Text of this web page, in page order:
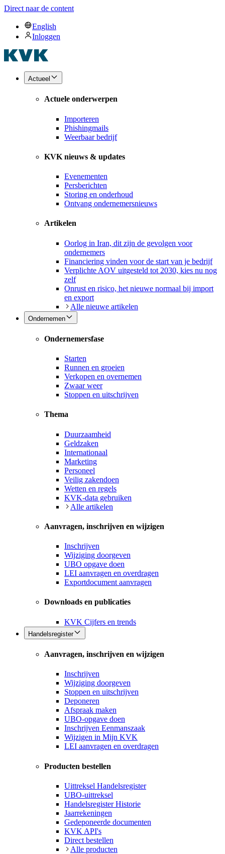
Direct naar de content
English
Inloggen
Actueel
Actuele onderwerpen
Importeren
Phishingmails
Weerbaar bedrijf
KVK nieuws & updates
Evenementen
Persberichten
Storing en onderhoud
Ontvang ondernemersnieuws
Artikelen
Oorlog in Iran, dit zijn de gevolgen voor
ondernemers
Financiering vinden voor de start van je bedrijf
Verplichte AOV uitgesteld tot 2030, kies nu nog
zelf
Onrust en risico, het nieuwe normaal bij import
en export
Alle nieuwe artikelen
Ondernemen
Ondernemersfase
Starten
Runnen en groeien
Verkopen en overnemen
Zwaar weer
Stoppen en uitschrijven
Thema
Duurzaamheid
Geldzaken
Internationaal
Marketing
Personeel
Veilig zakendoen
Wetten en regels
KVK-data gebruiken
Alle artikelen
Aanvragen, inschrijven en wijzigen
Inschrijven
Wijziging doorgeven
UBO opgave doen
LEI aanvragen en overdragen
Exportdocument aanvragen
Downloads en publicaties
KVK Cijfers en trends
Handelsregister
Aanvragen, inschrijven en wijzigen
Inschrijven
Wijziging doorgeven
Stoppen en uitschrijven
Deponeren
Afspraak maken
UBO-opgave doen
Inschrijven Eenmanszaak
Wijzigen in Mijn KVK
LEI aanvragen en overdragen
Producten bestellen
Uittreksel Handelsregister
UBO-uittreksel
Handelsregister Historie
Jaarrekeningen
Gedeponeerde documenten
KVK API's
Direct bestellen
Alle producten